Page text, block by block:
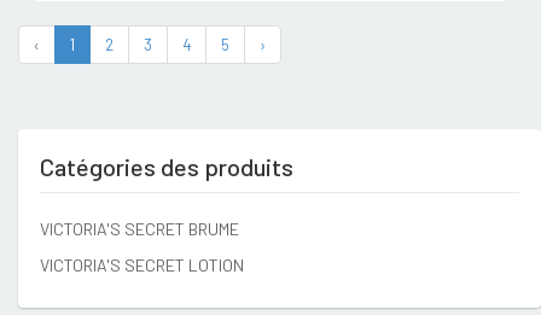
‹ 1 2 3 4 5 ›
Catégories des produits
VICTORIA'S SECRET BRUME
VICTORIA'S SECRET LOTION